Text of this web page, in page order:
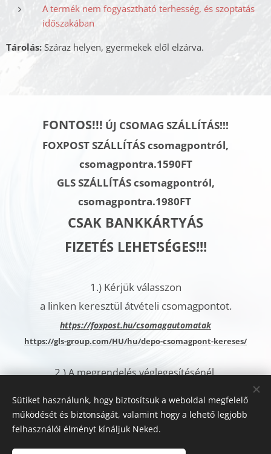
A termék nem fogyasztható terhesség, és szoptatás
időszakában
Tárolás: Száraz helyen, gyermekek elől elzárva.
FONTOS!!! ÚJ CSOMAG SZÁLLÍTÁS!!!
FOXPOST SZÁLLÍTÁS csomagpontról,
csomagpontra.1590FT
GLS SZÁLLÍTÁScsomagpontról,
csomagpontra.1980FT
CSAK BANKKÁRTYÁS
FIZETÉS LEHETSÉGES!!!
1.)Kérjük válasszon
a linken keresztül átvételi csomagpontot.
https://foxpost.hu/csomagautomatak
https://gls-group.com/HU/hu/depo-csomagpont-kereses/
2.)A megrendelés véglegesítésénél,
kérjük jelölje meg az
Ön által kiválasztott csomagautomata címét.
Sütiket használunk, hogy biztosítsuk a weboldal megfelelő
működését és biztonságát, valamint hogy a lehető legjobb
felhasználói élményt kínáljuk Neked.